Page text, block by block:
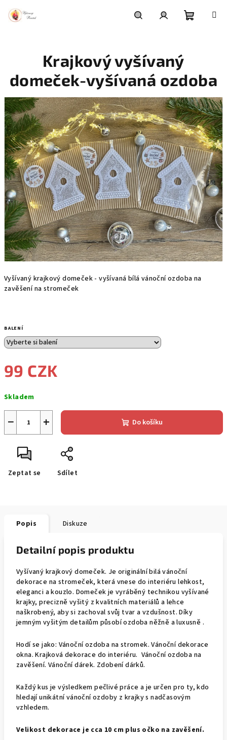
obsah
Vyšívaný krajkový domeček - vyšívaná bílá vánoční ozdoba na
zavěšení na stromeček
BALENÍ
99 CZK
cena:
Skladem
+
− Do košíku
Zeptat se Sdílet
Krajkový vyšívaný
domeček-vyšívaná ozdoba
Popis Diskuze
Detailní popis produktu
Vyšívaný krajkový domeček. Je originální bilá vánoční
dekorace na stromeček, která vnese do interiéru lehkost,
eleganci a kouzlo. Domeček je vyráběný technikou vyšívané
krajky, precizně vyšitý z kvalitních materiálů a lehce
naškrobený, aby si zachoval svůj tvar a vzdušnost. Díky
jemným vyšitým detailům působí ozdoba něžně a luxusně .
Hodí se jako: Vánoční ozdoba na stromek. Vánoční dekorace
okna. Krajková dekorace do interiéru. Vánoční ozdoba na
zavěšení. Vánoční dárek. Zdobení dárků.
Každý kus je výsledkem pečlivé práce a je určen pro ty, kdo
hledají unikátní vánoční ozdoby z krajky s nadčasovým
vzhledem.
Velikost dekorace je cca 10 cm plus očko na zavěšení.